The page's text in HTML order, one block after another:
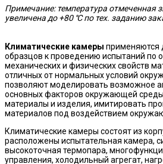
Примечание: температура отмеченная
увеличена до +80 ℃ по тех. заданию
Климатические камеры применяются
образцов к проведению испытаний по
механических и физических свойств
отличных от нормальных условий
позволяют моделировать возможное
основных факторов окружающей
материалы и изделия, имитировать
материалов под воздействием
Климатические камеры состоят из
расположены испытательная камера,
высокоточная термопара,
управления, холодильный агрегат,